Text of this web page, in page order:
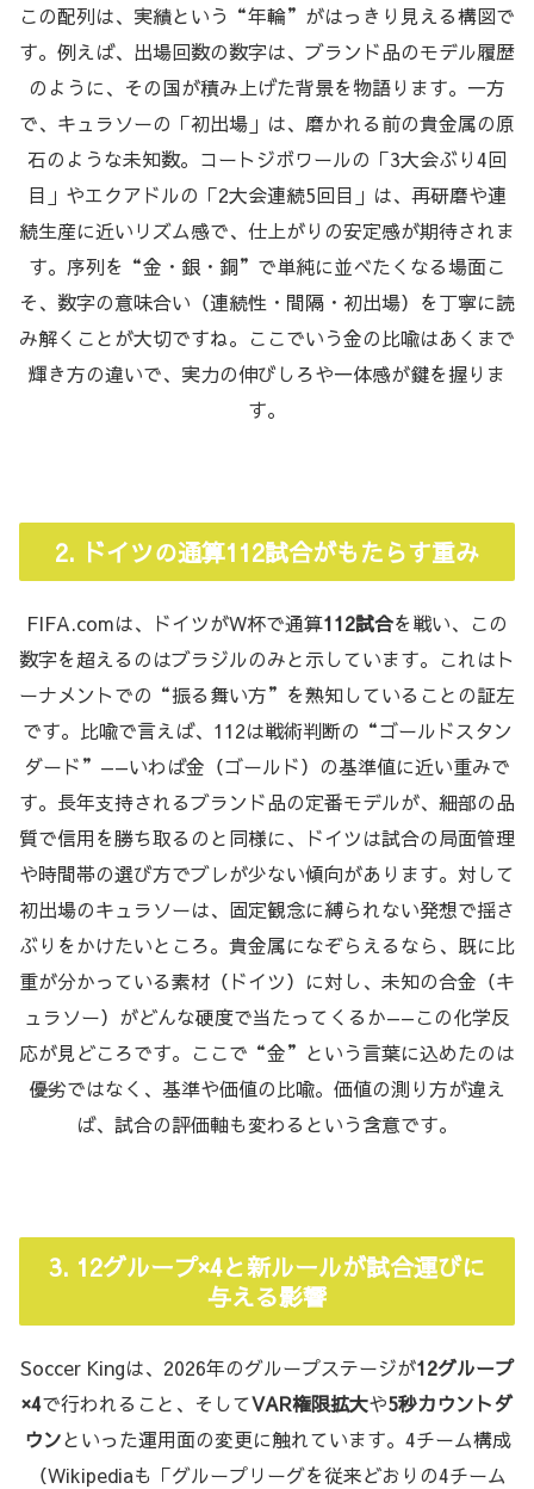
この配列は、実績という“年輪”がはっきり見える構図で
す。例えば、出場回数の数字は、ブランド品のモデル履歴
のように、その国が積み上げた背景を物語ります。一方
で、キュラソーの「初出場」は、磨かれる前の貴金属の原
石のような未知数。コートジボワールの「3大会ぶり4回
目」やエクアドルの「2大会連続5回目」は、再研磨や連
続生産に近いリズム感で、仕上がりの安定感が期待されま
す。序列を“金・銀・銅”で単純に並べたくなる場面こ
そ、数字の意味合い（連続性・間隔・初出場）を丁寧に読
み解くことが大切ですね。ここでいう金の比喩はあくまで
輝き方の違いで、実力の伸びしろや一体感が鍵を握りま
す。
2. ドイツの通算112試合がもたらす重み
FIFA.comは、ドイツがW杯で通算112試合を戦い、この
数字を超えるのはブラジルのみと示しています。これはト
ーナメントでの“振る舞い方”を熟知していることの証左
です。比喩で言えば、112は戦術判断の“ゴールドスタン
ダード”——いわば金（ゴールド）の基準値に近い重みで
す。長年支持されるブランド品の定番モデルが、細部の品
質で信用を勝ち取るのと同様に、ドイツは試合の局面管理
や時間帯の選び方でブレが少ない傾向があります。対して
初出場のキュラソーは、固定観念に縛られない発想で揺さ
ぶりをかけたいところ。貴金属になぞらえるなら、既に比
重が分かっている素材（ドイツ）に対し、未知の合金（キ
ュラソー）がどんな硬度で当たってくるか——この化学反
応が見どころです。ここで“金”という言葉に込めたのは
優劣ではなく、基準や価値の比喩。価値の測り方が違え
ば、試合の評価軸も変わるという含意です。
3. 12グループ×4と新ルールが試合運びに
与える影響
Soccer Kingは、2026年のグループステージが12グループ
×4で行われること、そしてVAR権限拡大や5秒カウントダ
ウンといった運用面の変更に触れています。4チーム構成
（Wikipediaも「グループリーグを従来どおりの4チーム